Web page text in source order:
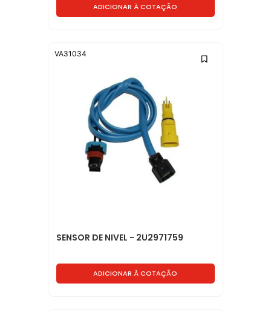
ADICIONAR À COTAÇÃO
SENSOR DE NIVEL - 2U2971759
ADICIONAR À COTAÇÃO
VA31034